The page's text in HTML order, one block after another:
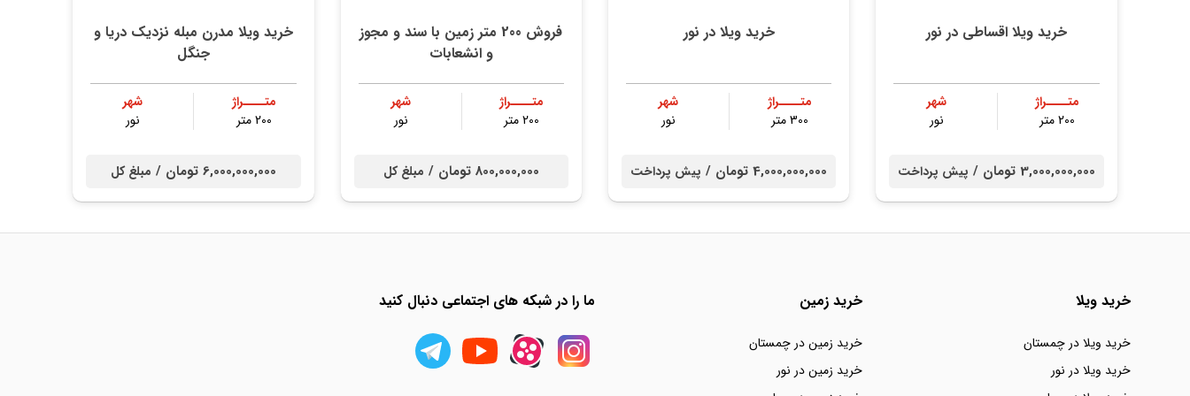
خرید ویلا اقساطی در نور
متــــراژ
200 متر
شهر
نور
3,000,000,000 تومان / پیش پرداخت
خرید ویلا در نور
متــــراژ
300 متر
شهر
نور
4,000,000,000 تومان / پیش پرداخت
فروش 200 متر زمین با سند و مجوز
و انشعابات
متــــراژ
200 متر
شهر
نور
800,000,000 تومان / مبلغ کل
خرید ویلا مدرن مبله نزدیک دریا و
جنگل
متــــراژ
200 متر
شهر
نور
6,000,000,000 تومان / مبلغ کل
خرید ویلا
خرید ویلا در چمستان
خرید ویلا در نور
خرید زمین
خرید زمین در چمستان
خرید زمین در نور
ما را در شبکه های اجتماعی دنبال کنید